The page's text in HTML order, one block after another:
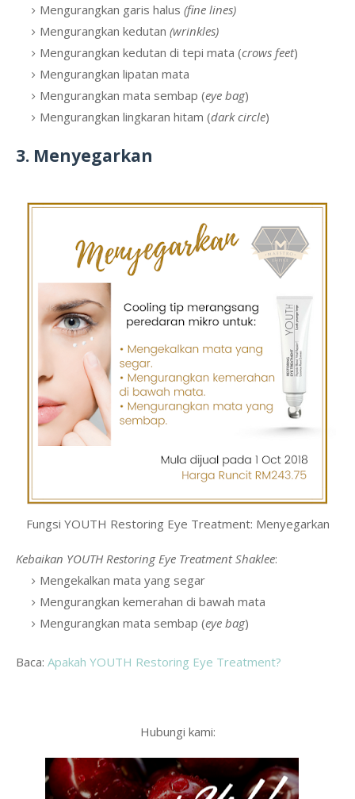
Mengurangkan garis halus (fine lines)
Mengurangkan kedutan (wrinkles)
Mengurangkan kedutan di tepi mata (crows feet)
Mengurangkan lipatan mata
Mengurangkan mata sembap (eye bag)
Mengurangkan lingkaran hitam (dark circle)
3. Menyegarkan
Fungsi YOUTH Restoring Eye Treatment: Menyegarkan
Kebaikan YOUTH Restoring Eye Treatment Shaklee:
Mengekalkan mata yang segar
Mengurangkan kemerahan di bawah mata
Mengurangkan mata sembap (eye bag)
Baca: Apakah YOUTH Restoring Eye Treatment?
Hubungi kami: